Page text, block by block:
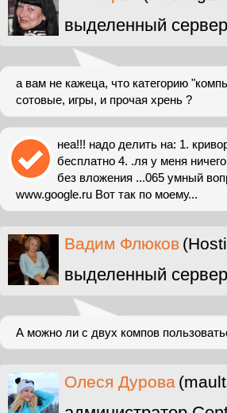
выделенный
а вам не кажеца, что категорию
сотовые, игры, и прочая хрень ?
неа!!! надо делить на: 1.
бесплатно 4. .ля у меня
без вложения ...065 умный
www.google.ru Вот так по моему...
Вадим Флюков
выделенный
А можно ли с двух компов
Олеся Дурова